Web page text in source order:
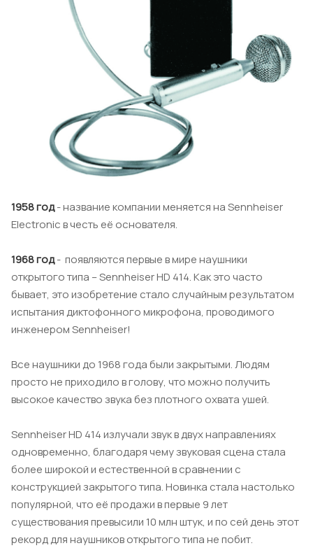
1958 год- название компании меняется на Sennheiser
Electronic в честь её основателя.
1968 год- появляются первые в мире наушники
открытого типа – Sennheiser HD 414. Как это часто
бывает, это изобретение стало случайным результатом
испытания диктофонного микрофона, проводимого
инженером Sennheiser!
Все наушники до 1968 года были закрытыми. Людям
просто не приходило в голову, что можно получить
высокое качество звука без плотного охвата ушей.
Sennheiser HD 414 излучали звук в двух направлениях
одновременно, благодаря чему звуковая сцена стала
более широкой и естественной в сравнении с
конструкцией закрытого типа. Новинка стала настолько
популярной, что её продажи в первые 9 лет
существования превысили 10 млн штук, и по сей день этот
рекорд для наушников открытого типа не побит.